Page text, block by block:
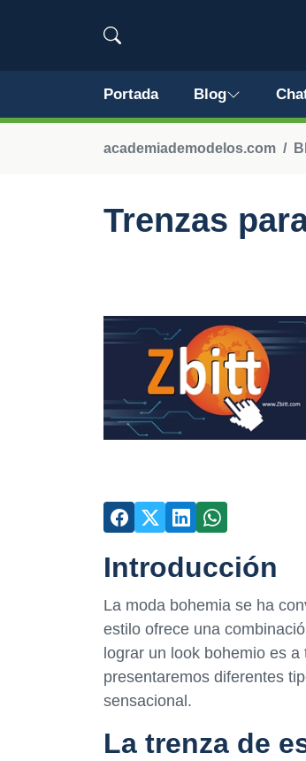
Portada Blog
academiademodelos.com
Trenzas
Introducción
La moda bohemia se ha
estilo ofrece una
lograr un look bohemio es
presentaremos diferentes
sensacional.
La trenza de